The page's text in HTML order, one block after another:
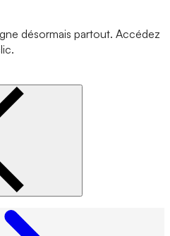
désormais partout. Accédez